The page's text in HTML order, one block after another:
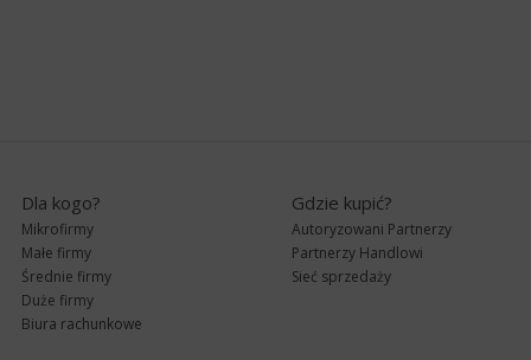
Dla kogo?
Mikrofirmy
Małe firmy
Średnie firmy
Duże firmy
Biura rachunkowe
Gdzie kupić?
Autoryzowani Partnerzy
Partnerzy Handlowi
Sieć sprzedaży